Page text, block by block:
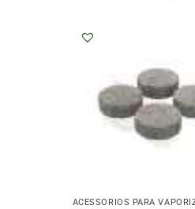
ACESSÓRIOS PARA